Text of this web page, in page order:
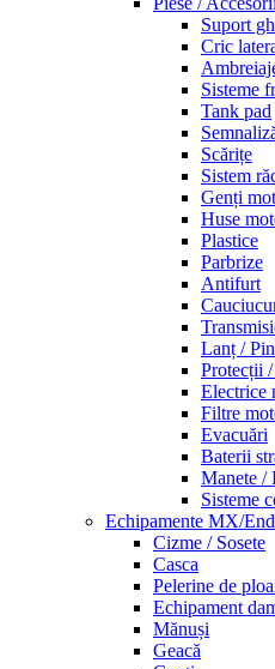
Suport
Cric
Sisteme
Tank pad
Scărițe
Sistem
Genți
Huse
Plastice
Parbrize
Antifurt
Lanț /
Protecții
Electrice
Filtre
Evacuări
Baterii
Manete /
Sisteme
Echipamente MX/
Cizme / Sosete
Casca
Pelerine de
Echipament
Mănuși
Geacă